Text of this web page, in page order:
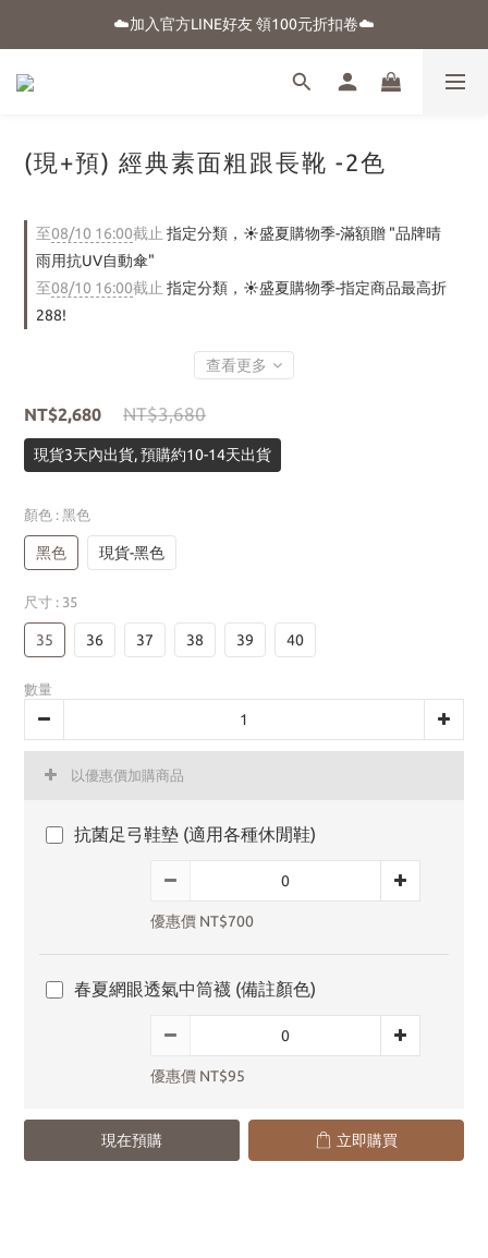
☀️盛夏購物季-滿額贈 "品牌晴雨用抗UV自動傘"
☁️加入官方LINE好友 領100元折扣卷☁️
(現+預) 經典素面粗跟長靴 -2色
至08/10 16:00截止 指定分類，☀️盛夏購物季-滿額贈 "品牌晴
雨用抗UV自動傘"
至08/10 16:00截止 指定分類，☀️盛夏購物季-指定商品最高折
288!
查看更多
NT$2,680 NT$3,680
現貨3天內出貨, 預購約10-14天出貨
顏色 : 黑色
黑色 現貨-黑色
尺寸 : 35
35 36 37 38 39 40
數量
以優惠價加購商品
抗菌足弓鞋墊 (適用各種休閒鞋)
優惠價 NT$700
春夏網眼透氣中筒襪 (備註顏色)
優惠價 NT$95
現在預購 立即購買